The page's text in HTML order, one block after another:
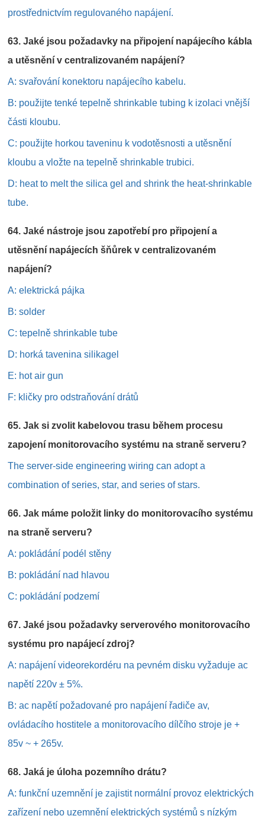
prostřednictvím regulovaného napájení.
63. Jaké jsou požadavky na připojení napájecího kábla
a utěsnění v centralizovaném napájení?
A: svařování konektoru napájecího kabelu.
B: použijte tenké tepelně shrinkable tubing k izolaci vnější
části kloubu.
C: použijte horkou taveninu k vodotěsnosti a utěsnění
kloubu a vložte na tepelně shrinkable trubici.
D: heat to melt the silica gel and shrink the heat-shrinkable
tube.
64. Jaké nástroje jsou zapotřebí pro připojení a
utěsnění napájecích šňůrek v centralizovaném
napájení?
A: elektrická pájka
B: solder
C: tepelně shrinkable tube
D: horká tavenina silikagel
E: hot air gun
F: kličky pro odstraňování drátů
65. Jak si zvolit kabelovou trasu během procesu
zapojení monitorovacího systému na straně serveru?
The server-side engineering wiring can adopt a
combination of series, star, and series of stars.
66. Jak máme položit linky do monitorovacího systému
na straně serveru?
A: pokládání podél stěny
B: pokládání nad hlavou
C: pokládání podzemí
67. Jaké jsou požadavky serverového monitorovacího
systému pro napájecí zdroj?
A: napájení videorekordéru na pevném disku vyžaduje ac
napětí 220v ± 5%.
B: ac napětí požadované pro napájení řadiče av,
ovládacího hostitele a monitorovacího dílčího stroje je +
85v ~ + 265v.
68. Jaká je úloha pozemního drátu?
A: funkční uzemnění je zajistit normální provoz elektrických
zařízení nebo uzemnění elektrických systémů s nízkým